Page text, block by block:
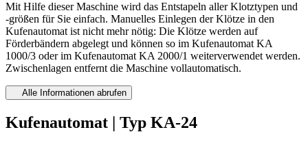
Mit Hilfe dieser Maschine wird das Entstapeln aller Klotztypen und
-größen für Sie einfach. Manuelles Einlegen der Klötze in den
Kufenautomat ist nicht mehr nötig: Die Klötze werden auf
Förderbändern abgelegt und können so im Kufenautomat KA
1000/3 oder im Kufenautomat KA 2000/1 weiterverwendet werden.
Zwischenlagen entfernt die Maschine vollautomatisch.
Alle Informationen abrufen
Kufenautomat | Typ KA-24